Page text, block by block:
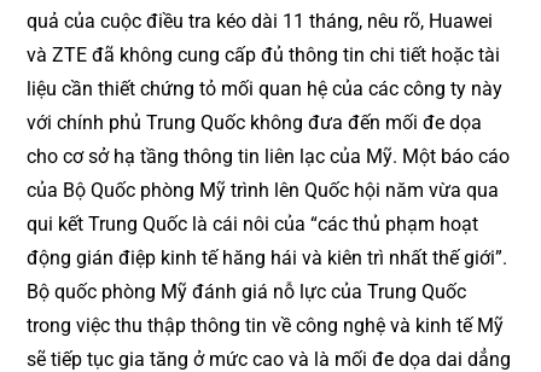
quả của cuộc điều tra kéo dài 11 tháng, nêu rõ, Huawei
và ZTE đã không cung cấp đủ thông tin chi tiết hoặc tài
liệu cần thiết chứng tỏ mối quan hệ của các công ty này
với chính phủ Trung Quốc không đưa đến mối đe dọa
cho cơ sở hạ tầng thông tin liên lạc của Mỹ. Một báo cáo
của Bộ Quốc phòng Mỹ trình lên Quốc hội năm vừa qua
qui kết Trung Quốc là cái nôi của “các thủ phạm hoạt
động gián điệp kinh tế hăng hái và kiên trì nhất thế giới”.
Bộ quốc phòng Mỹ đánh giá nỗ lực của Trung Quốc
trong việc thu thập thông tin về công nghệ và kinh tế Mỹ
sẽ tiếp tục gia tăng ở mức cao và là mối đe dọa dai dẳng